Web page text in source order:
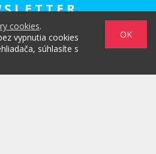
cookies.
vypnutia cookies
súhlasíte s
OK